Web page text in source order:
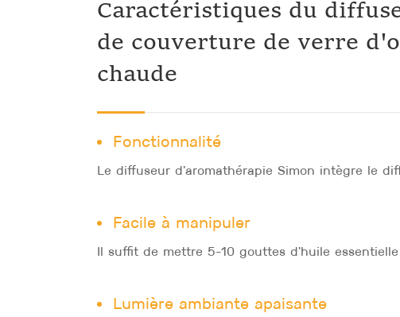
Caractéristiques du
de couverture de verre
chaude
Fonctionnalité
Le diffuseur d'aromathérapie Simon intègre le
Facile à manipuler
Il suffit de mettre 5-10 gouttes d'huile
Lumière ambiante apaisante